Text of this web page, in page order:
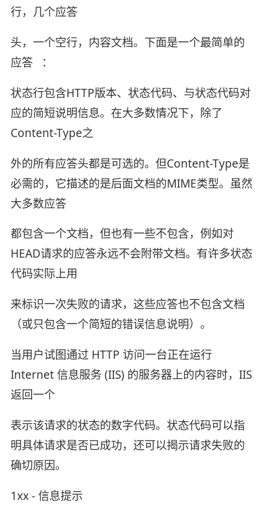
行，几个应答
头，一个空行，内容文档。下面是一个最简单的
应答 ：
状态行包含HTTP版本、状态代码、与状态代码对
应的简短说明信息。在大多数情况下，除了
Content-Type之
外的所有应答头都是可选的。但Content-Type是
必需的，它描述的是后面文档的MIME类型。虽然
大多数应答
都包含一个文档，但也有一些不包含，例如对
HEAD请求的应答永远不会附带文档。有许多状态
代码实际上用
来标识一次失败的请求，这些应答也不包含文档
（或只包含一个简短的错误信息说明）。
当用户试图通过 HTTP 访问一台正在运行
Internet 信息服务 (IIS) 的服务器上的内容时，IIS
返回一个
表示该请求的状态的数字代码。状态代码可以指
明具体请求是否已成功，还可以揭示请求失败的
确切原因。
1xx - 信息提示